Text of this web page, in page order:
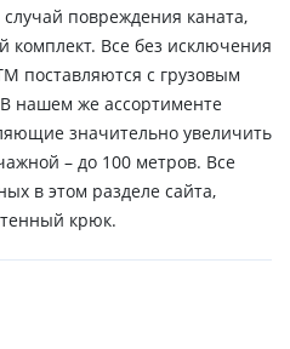
повреждения каната,
комплект. Все без исключения
поставляются с грузовым
нашем же ассортименте
значительно увеличить
– до 100 метров. Все
в этом разделе сайта,
крюк.